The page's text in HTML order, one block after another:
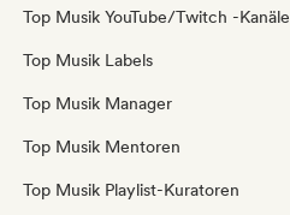
Top Musik YouTube/Twitch -Kanäle
Top Musik Labels
Top Musik Manager
Top Musik Mentoren
Top Musik Playlist-Kuratoren